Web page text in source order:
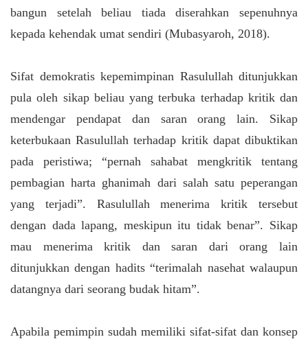
bangun setelah beliau tiada diserahkan sepenuhnya
kepada kehendak umat sendiri (Mubasyaroh, 2018).
Sifat demokratis kepemimpinan Rasulullah ditunjukkan
pula oleh sikap beliau yang terbuka terhadap kritik dan
mendengar pendapat dan saran orang lain. Sikap
keterbukaan Rasulullah terhadap kritik dapat dibuktikan
pada peristiwa; “pernah sahabat mengkritik tentang
pembagian harta ghanimah dari salah satu peperangan
yang terjadi”. Rasulullah menerima kritik tersebut
dengan dada lapang, meskipun itu tidak benar”. Sikap
mau menerima kritik dan saran dari orang lain
ditunjukkan dengan hadits “terimalah nasehat walaupun
datangnya dari seorang budak hitam”.
Apabila pemimpin sudah memiliki sifat-sifat dan konsep